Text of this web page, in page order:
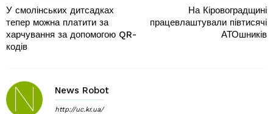
У смолінських дитсадках
тепер можна платити за
харчування за допомогою QR-
кодів
На Кіровоградщині
працевлаштували півтисячі
АТОшників
News Robot
http://uc.kr.ua/